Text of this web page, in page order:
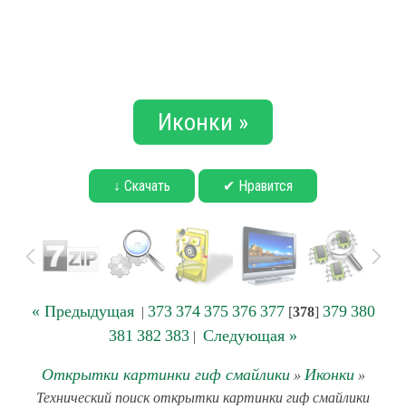
Иконки »
↓ Скачать ✔ Нравится
« Предыдущая| 373 374 375 376 377[378] 379 380
381 382 383 | Следующая »
Открытки картинки гиф смайлики» Иконки»
Технический поиск открытки картинки гиф смайлики